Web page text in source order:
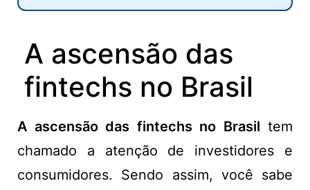
A ascensão das
fintechs no Brasil
A ascensão das fintechs no Brasil tem
chamado a atenção de investidores e
consumidores. Sendo assim, você sabe